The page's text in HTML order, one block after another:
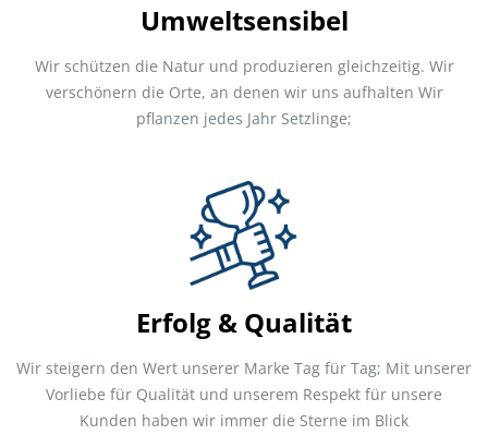
Umweltsensibel
Wir schützen die Natur und produzieren gleichzeitig. Wir
verschönern die Orte, an denen wir uns aufhalten Wir
pflanzen jedes Jahr Setzlinge;
Erfolg & Qualität
Wir steigern den Wert unserer Marke Tag für Tag; Mit unserer
Vorliebe für Qualität und unserem Respekt für unsere
Kunden haben wir immer die Sterne im Blick